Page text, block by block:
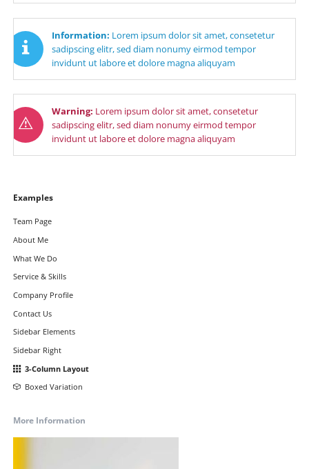
Information: Lorem ipsum dolor sit amet, consetetur
sadipscing elitr, sed diam nonumy eirmod tempor
invidunt ut labore et dolore magna aliquyam
Warning: Lorem ipsum dolor sit amet, consetetur
sadipscing elitr, sed diam nonumy eirmod tempor
invidunt ut labore et dolore magna aliquyam
Navigation
Examples
Team Page
About Me
What We Do
Service & Skills
Company Profile
Contact Us
Sidebar Elements
Sidebar Right
3-Column Layout
Boxed Variation
More Information